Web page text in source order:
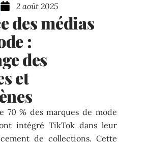
2 août 2025
des médias
:
des
et
70 % des marques de mode
intégré TikTok dans leur
de collections. Cette